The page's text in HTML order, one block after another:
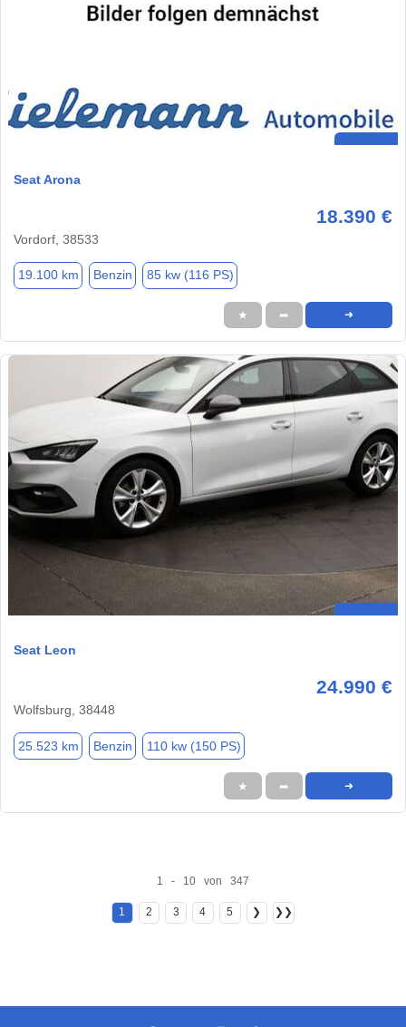
Seat Arona
18.390 €
Vordorf, 38533
19.100 km Benzin 85 kw (116 PS)
★ ➦ ➜
Seat Leon
24.990 €
Wolfsburg, 38448
25.523 km Benzin 110 kw (150 PS)
★ ➦ ➜
1 - 10 von 347
1 2 3 4 5 ❯ ❯❯